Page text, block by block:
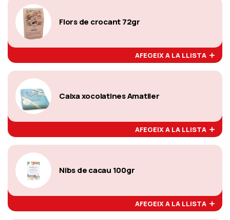
Flors de crocant 72gr
AFEGEIX A LA LLISTA
Caixa xocolatines Amatller
AFEGEIX A LA LLISTA
Nibs de cacau 100gr
AFEGEIX A LA LLISTA